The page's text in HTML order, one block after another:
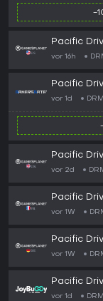
-
Pacific
vor 16h
Pacific
vor 1d
Pacific
vor 2d
Pacific
vor 1W
Pacific
vor 1W
Pacific
vor 1d